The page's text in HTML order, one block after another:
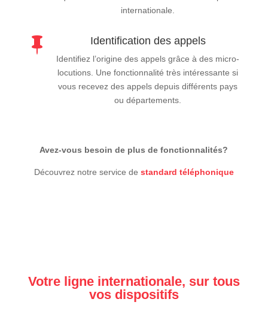
internationale.
 Identification des appels
Identifiez l’origine des appels grâce à des micro-
locutions. Une fonctionnalité très intéressante si
vous recevez des appels depuis différents pays
ou départements.
Avez-vous besoin de plus de fonctionnalités?
Découvrez notre service de standard téléphonique
Votre ligne internationale, sur tous
vos dispositifs